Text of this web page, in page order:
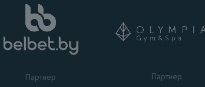
Партнер Партнер